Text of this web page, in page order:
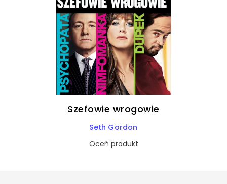
Szefowie wrogowie
Seth Gordon
Oceń produkt